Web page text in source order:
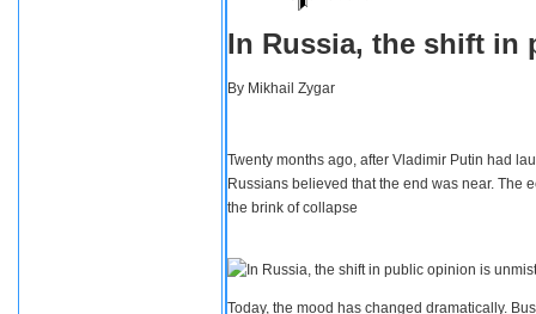
In Russia, the shift in
By Mikhail Zygar
Twenty months ago, after Vladimir Putin had
Russians believed that the end was near. The
the brink of collapse
Today, the mood has changed dramatically.